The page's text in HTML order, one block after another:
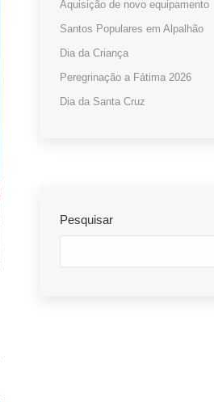
Aquisição de novo equipamento
Santos Populares em Alpalhão
Dia da Criança
Peregrinação a Fátima 2026
Dia da Santa Cruz
Pesquisar